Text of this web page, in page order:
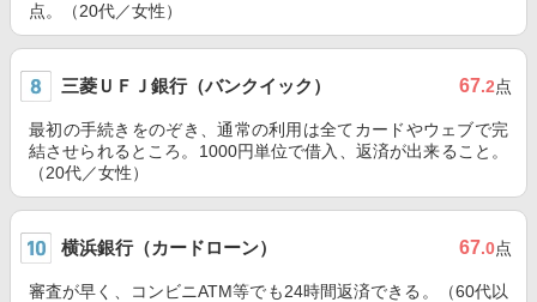
点。（20代／女性）
三菱ＵＦＪ銀行（バンクイック） 67.2点
最初の手続きをのぞき、通常の利用は全てカードやウェブで完
結させられるところ。1000円単位で借入、返済が出来ること。
（20代／女性）
横浜銀行（カードローン） 67.0点
審査が早く、コンビニATM等でも24時間返済できる。（60代以